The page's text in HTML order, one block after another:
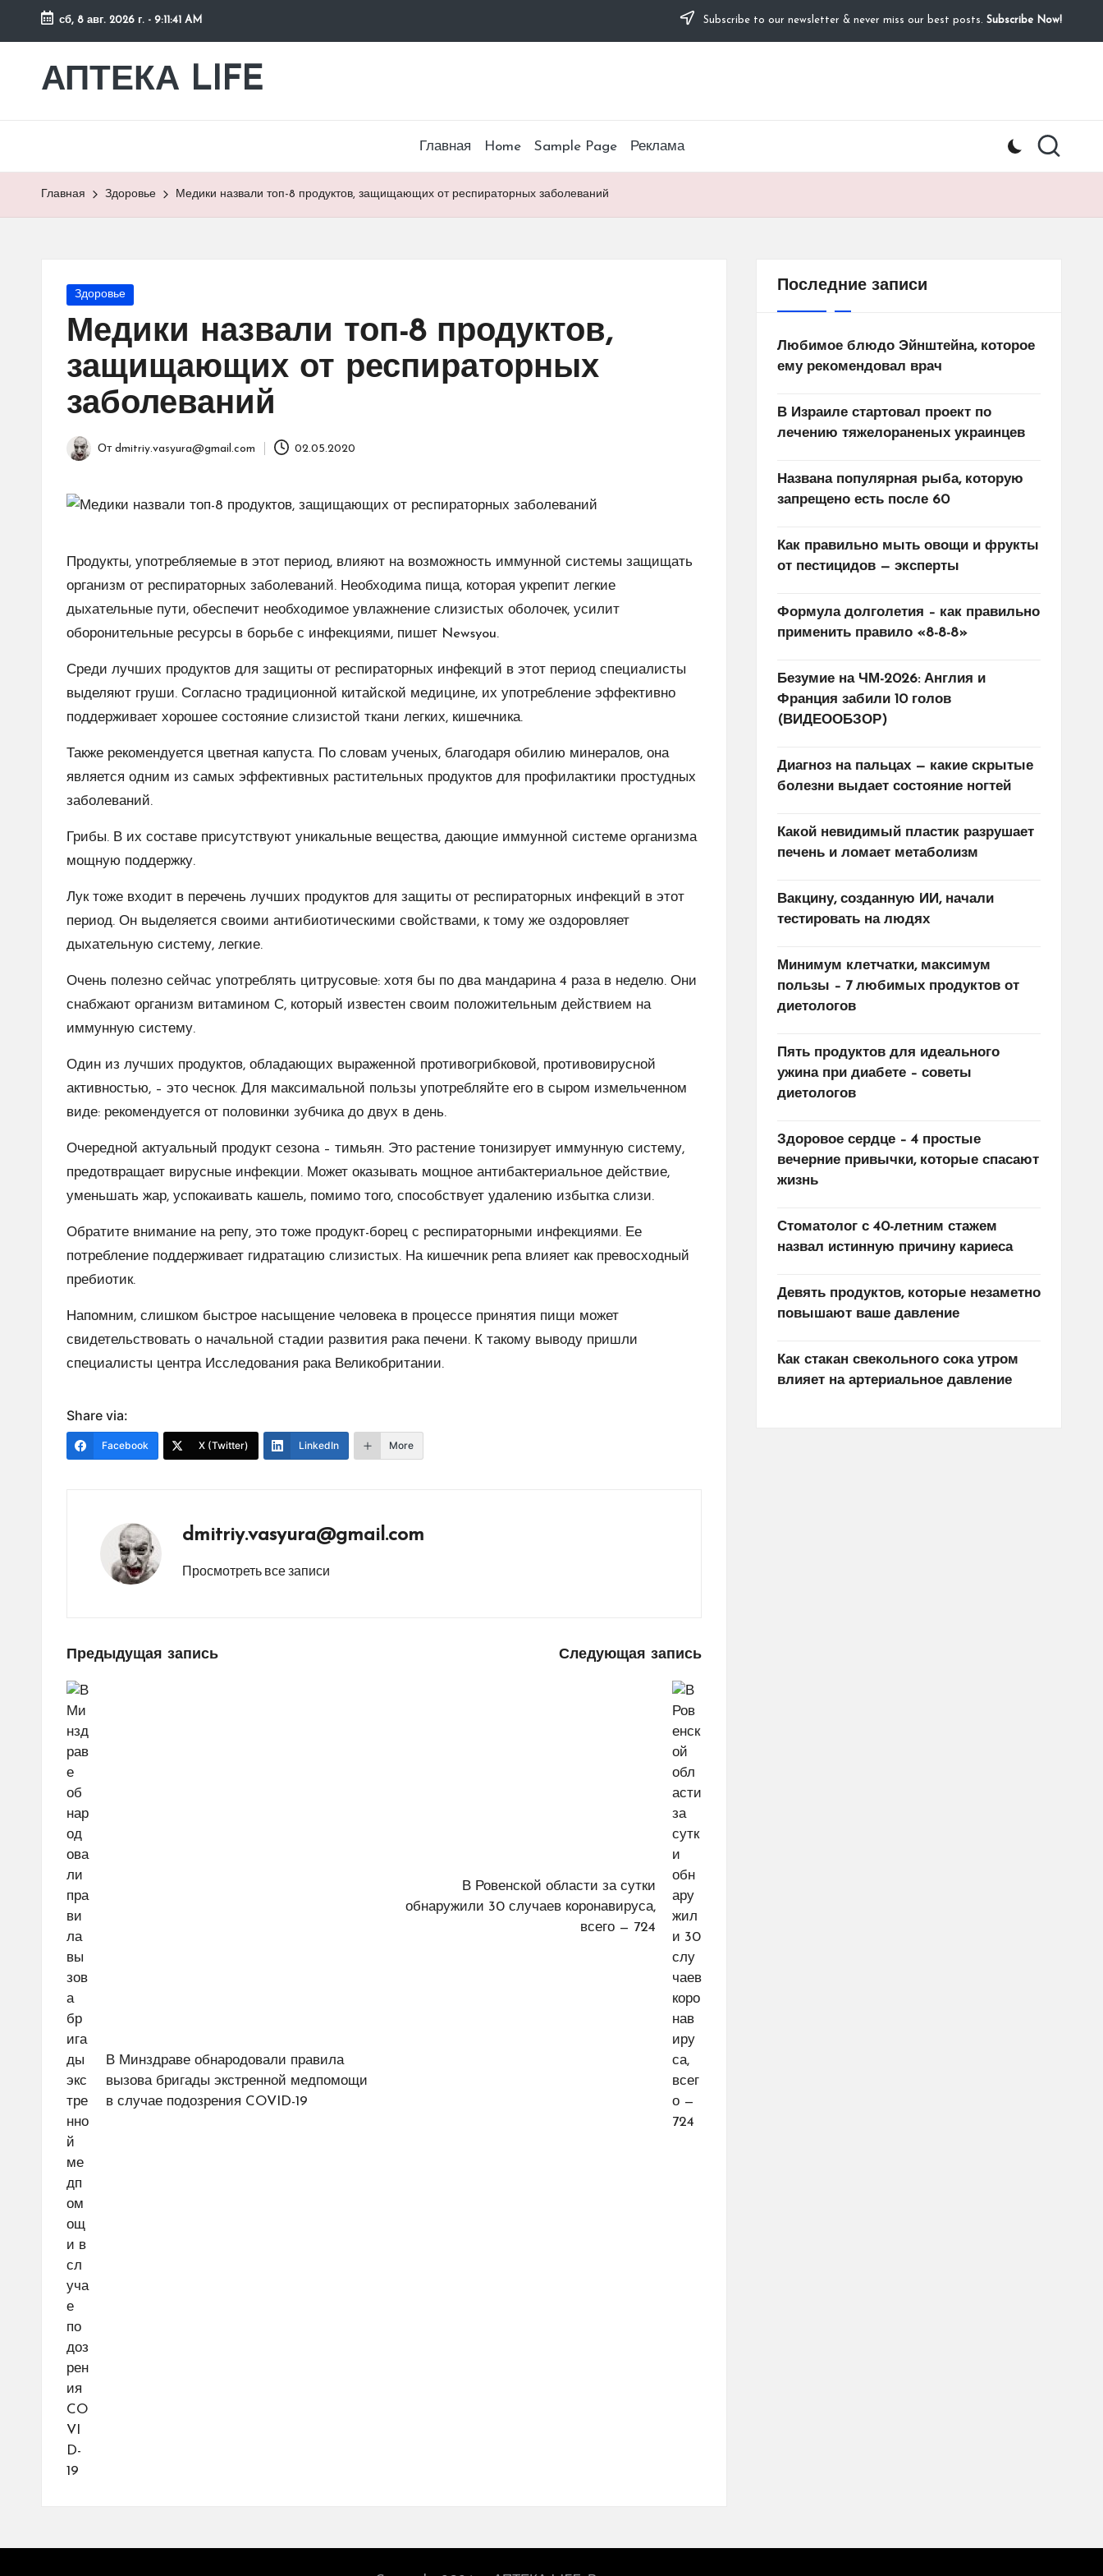
Перейти
содержимому
сб, 8 авг. 2026 г. - 9:11:42 AM Subscribe to our newsletter & never miss our best posts. Subscribe Now!
АПТЕКА LIFE
сайт
Главная Home Sample Page Реклама
Главная Здоровье Медики назвали топ-8 продуктов, защищающих от респираторных заболеваний
Опубликовано
Здоровье
Медики назвали топ-8 продуктов,
защищающих от респираторных
заболеваний
Запись
От dmitriy.vasyura@gmail.com 02.05.2020
Продукты, употребляемые в этот период, влияют на возможность иммунной системы защищать
организм от респираторных заболеваний. Необходима пища, которая укрепит легкие
дыхательные пути, обеспечит необходимое увлажнение слизистых оболочек, усилит
оборонительные ресурсы в борьбе с инфекциями, пишет Newsyou.
Среди лучших продуктов для защиты от респираторных инфекций в этот период специалисты
выделяют груши. Согласно традиционной китайской медицине, их употребление эффективно
поддерживает хорошее состояние слизистой ткани легких, кишечника.
Также рекомендуется цветная капуста. По словам ученых, благодаря обилию минералов, она
является одним из самых эффективных растительных продуктов для профилактики простудных
заболеваний.
Грибы. В их составе присутствуют уникальные вещества, дающие иммунной системе организма
мощную поддержку.
Лук тоже входит в перечень лучших продуктов для защиты от респираторных инфекций в этот
период. Он выделяется своими антибиотическими свойствами, к тому же оздоровляет
дыхательную систему, легкие.
Очень полезно сейчас употреблять цитрусовые: хотя бы по два мандарина 4 раза в неделю. Они
снабжают организм витамином С, который известен своим положительным действием на
иммунную систему.
Один из лучших продуктов, обладающих выраженной противогрибковой, противовирусной
активностью, – это чеснок. Для максимальной пользы употребляйте его в сыром измельченном
виде: рекомендуется от половинки зубчика до двух в день.
Очередной актуальный продукт сезона – тимьян. Это растение тонизирует иммунную систему,
предотвращает вирусные инфекции. Может оказывать мощное антибактериальное действие,
уменьшать жар, успокаивать кашель, помимо того, способствует удалению избытка слизи.
Обратите внимание на репу, это тоже продукт-борец с респираторными инфекциями. Ее
потребление поддерживает гидратацию слизистых. На кишечник репа влияет как превосходный
пребиотик.
Напомним, слишком быстрое насыщение человека в процессе принятия пищи может
свидетельствовать о начальной стадии развития рака печени. К такому выводу пришли
специалисты центра Исследования рака Великобритании.
Share via:
Facebook X (Twitter) LinkedIn More
dmitriy.vasyura@gmail.com
Просмотреть все записи
Навигация
по
записям
Предыдущая запись
В Минздраве обнародовали правила
вызова бригады экстренной медпомощи
в случае подозрения COVID-19
Следующая запись
В Ровенской области за сутки
обнаружили 30 случаев коронавируса,
всего — 724
Последние записи
Любимое блюдо Эйнштейна, которое
ему рекомендовал врач
В Израиле стартовал проект по
лечению тяжелораненых украинцев
Названа популярная рыба, которую
запрещено есть после 60
Как правильно мыть овощи и фрукты
от пестицидов — эксперты
Формула долголетия – как правильно
применить правило «8-8-8»
Безумие на ЧМ-2026: Англия и
Франция забили 10 голов
(ВИДЕООБЗОР)
Диагноз на пальцах — какие скрытые
болезни выдает состояние ногтей
Какой невидимый пластик разрушает
печень и ломает метаболизм
Вакцину, созданную ИИ, начали
тестировать на людях
Минимум клетчатки, максимум
пользы – 7 любимых продуктов от
диетологов
Пять продуктов для идеального
ужина при диабете – советы
диетологов
Здоровое сердце – 4 простые
вечерние привычки, которые спасают
жизнь
Стоматолог с 40-летним стажем
назвал истинную причину кариеса
Девять продуктов, которые незаметно
повышают ваше давление
Как стакан свекольного сока утром
влияет на артериальное давление